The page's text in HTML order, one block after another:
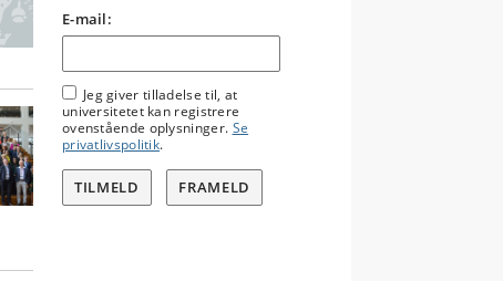
E-mail:
Jeg giver tilladelse til, at
universitetet kan registrere
ovenstående oplysninger. Se
privatlivspolitik.
TILMELD FRAMELD